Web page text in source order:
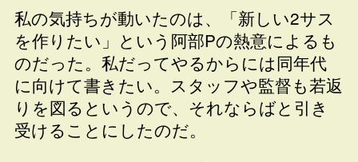
私の気持ちが動いたのは、「新しい2サス
を作りたい」という阿部Pの熱意によるも
のだった。私だってやるからには同年代
に向けて書きたい。スタッフや監督も若返
りを図るというので、それならばと引き
受けることにしたのだ。